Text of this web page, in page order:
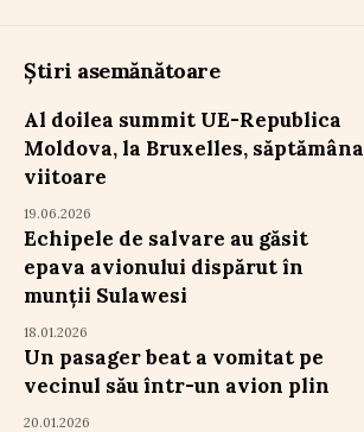
Știri asemănătoare
Al doilea summit UE-Republica
Moldova, la Bruxelles, săptămâna
viitoare
19.06.2026
Echipele de salvare au găsit
epava avionului dispărut în
munții Sulawesi
18.01.2026
Un pasager beat a vomitat pe
vecinul său într-un avion plin
20.01.2026